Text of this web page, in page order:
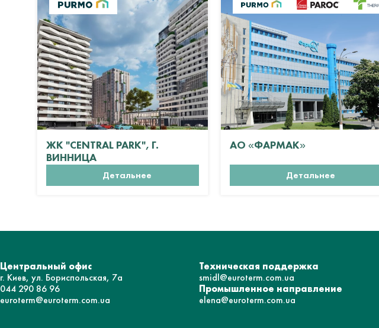
ЖК "CENTRAL PARK", Г.
ВИННИЦА
Детальнее
АО «ФАРМАК»
Детальнее
Центральный офис
г. Киев, ул. Бориспольская, 7а
044 290 86 96
euroterm@euroterm.com.ua
Техническая поддержка
smidl@euroterm.com.ua
Промышленное направление
elena@euroterm.com.ua